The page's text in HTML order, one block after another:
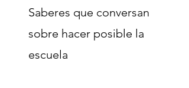
Saberes que conversan
sobre hacer posible la
escuela